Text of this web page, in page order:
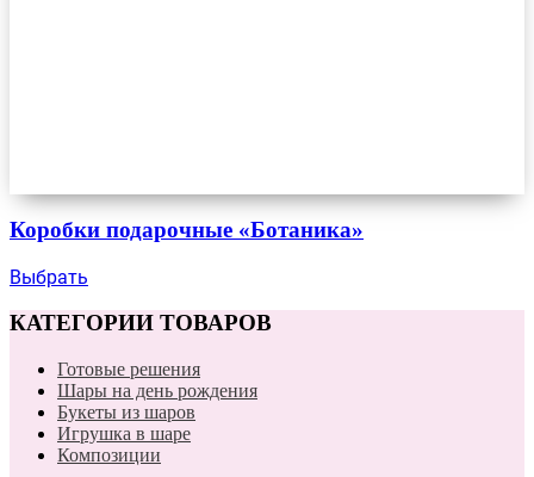
Коробки подарочные «Ботаника»
Выбрать
КАТЕГОРИИ ТОВАРОВ
Готовые решения
Шары на день рождения
Букеты из шаров
Игрушка в шаре
Композиции